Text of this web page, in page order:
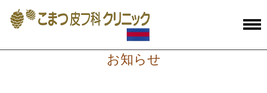
お知らせ